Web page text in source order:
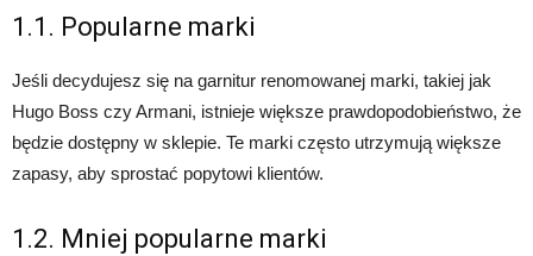
1.1. Popularne marki
Jeśli decydujesz się na garnitur renomowanej marki, takiej jak
Hugo Boss czy Armani, istnieje większe prawdopodobieństwo, że
będzie dostępny w sklepie. Te marki często utrzymują większe
zapasy, aby sprostać popytowi klientów.
1.2. Mniej popularne marki